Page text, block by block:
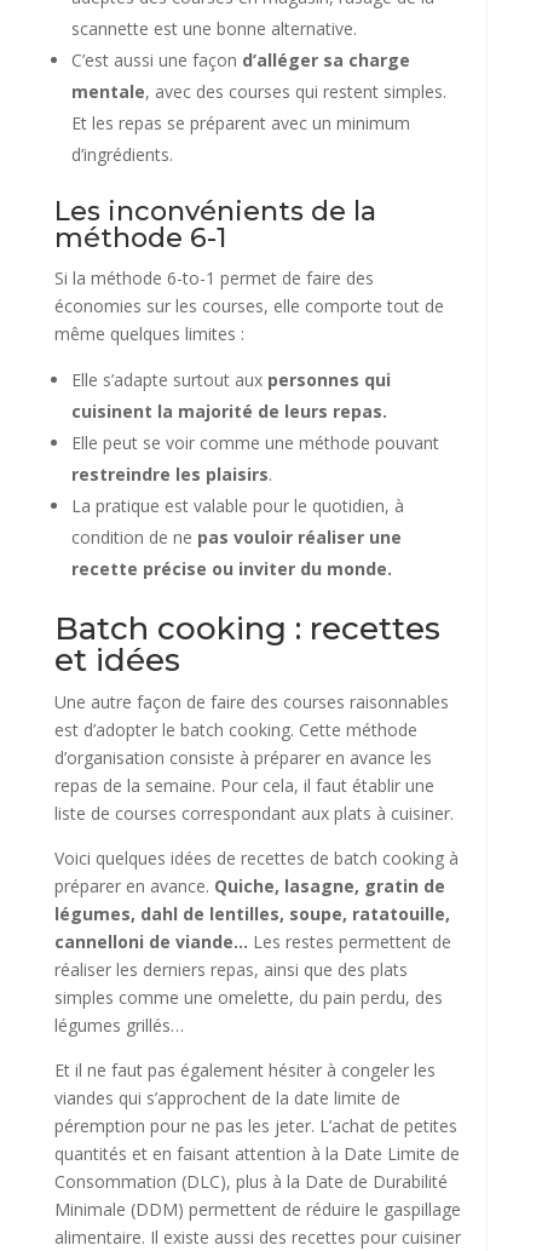
scannette est une bonne alternative.
C’est aussi une façon d’alléger sa charge
mentale, avec des courses qui restent simples.
Et les repas se préparent avec un minimum
d’ingrédients.
Les inconvénients de la
méthode 6-1
Si la méthode 6-to-1 permet de faire des
économies sur les courses, elle comporte tout de
même quelques limites :
Elle s’adapte surtout auxpersonnes qui
cuisinent la majorité de leurs repas.
Elle peut se voir comme une méthode pouvant
restreindre les plaisirs.
La pratique est valable pour le quotidien, à
condition de ne pas vouloir réaliser une
recette précise ou inviter du monde.
Batch cooking : recettes
et idées
Une autre façon de faire des courses raisonnables
est d’adopter le batch cooking. Cette méthode
d’organisation consiste à préparer en avance les
repas de la semaine. Pour cela, il faut établir une
liste de courses correspondant aux plats à cuisiner.
Voici quelques idées de recettes de batch cooking à
préparer en avance. Quiche, lasagne, gratin de
légumes, dahl de lentilles, soupe, ratatouille,
cannelloni de viande… Les restes permettent de
réaliser les derniers repas, ainsi que des plats
simples comme une omelette, du pain perdu, des
légumes grillés…
Et il ne faut pas également hésiter à congeler les
viandes qui s’approchent de la date limite de
péremption pour ne pas les jeter. L’achat de petites
quantités et en faisant attention à la Date Limite de
Consommation (DLC), plus à la Date de Durabilité
Minimale (DDM) permettent de réduire le gaspillage
alimentaire. Il existe aussi des recettes pour cuisiner